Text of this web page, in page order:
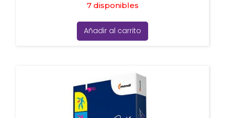
7 disponibles
Añadir al carrito